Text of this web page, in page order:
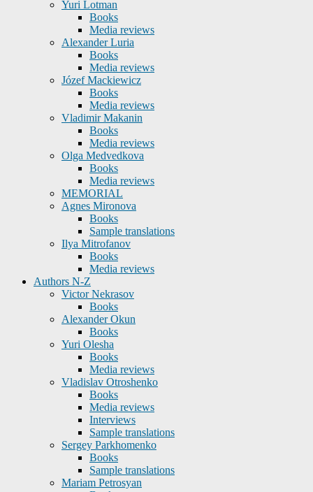
Yuri Lotman
Books
Media reviews
Alexander Luria
Books
Media reviews
Józef Mackiewicz
Books
Media reviews
Vladimir Makanin
Books
Media reviews
Olga Medvedkova
Books
Media reviews
MEMORIAL
Agnes Mironova
Books
Sample translations
Ilya Mitrofanov
Books
Media reviews
Authors N-Z
Victor Nekrasov
Books
Alexander Okun
Books
Yuri Olesha
Books
Media reviews
Vladislav Otroshenko
Books
Media reviews
Interviews
Sample translations
Sergey Parkhomenko
Books
Sample translations
Mariam Petrosyan